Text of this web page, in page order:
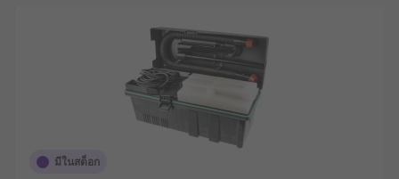
เครื่องดูดฝุ่นอเนกประสงค์ : หรือเครื่องดูดฝุ่นแบบ
เปียกและแห้ง สามารถดูดได้ทั้งเศษสิ่งสกปรกที่
แห้งและของเหลวที่หกเลอะเทอะ เป็นที่นิยมมาก
ที่สุดในสภาพแวดล้อมอุตสาหกรรม ถือเป็นเครื่อง
ทำความสะอาดอเนกประสงค์ตัวจริง
เครื่องดูดฝุ่นไร้สาย : เครื่องดูดฝุ่นไร้สายมีขนาด
และกำลังไฟที่หลากหลาย ทำงานด้วยระบบ
มีในสต็อก